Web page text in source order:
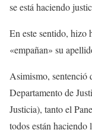
se está haciendo
En este sentido, hizo
«empañan» su
Asimismo, sentenció
Departamento de
Justicia), tanto el
todos están haciendo